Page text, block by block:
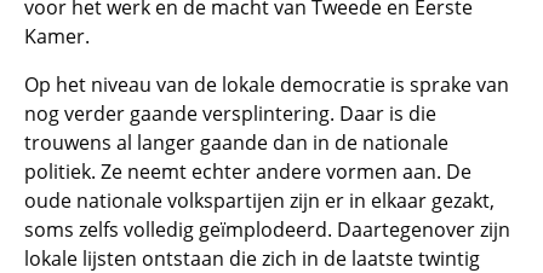
voor het werk en de macht van Tweede en Eerste
Kamer.
Op het niveau van de lokale democratie is sprake van
nog verder gaande versplintering. Daar is die
trouwens al langer gaande dan in de nationale
politiek. Ze neemt echter andere vormen aan. De
oude nationale volkspartijen zijn er in elkaar gezakt,
soms zelfs volledig geïmplodeerd. Daartegenover zijn
lokale lijsten ontstaan die zich in de laatste twintig